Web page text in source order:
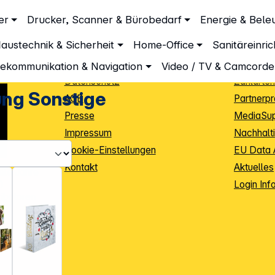
Drucker, Scanner & Bürobedarf Energie &
& Sicherheit Home-Office
& Navigation Video / TV &
Sonstige
Jahre
Unsere Leistungen
Beratung
Datenschutz
AGB
Presse
Impressum
Cookie-Einstellungen
Kontakt
Info
Zahlarten
EU Data
Aktuelles
Login